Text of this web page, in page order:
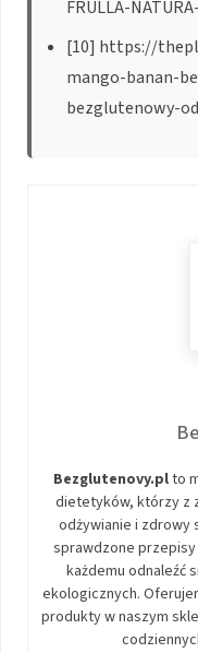
FRULLA-
[10] https://
mango-banan-
bezglutenowy-
Bezglutenovy.plto
dietetyków, którzy z
odżywianie i zdrowy
sprawdzone
każdemu odnaleźć
ekologicznych.
produkty w naszym